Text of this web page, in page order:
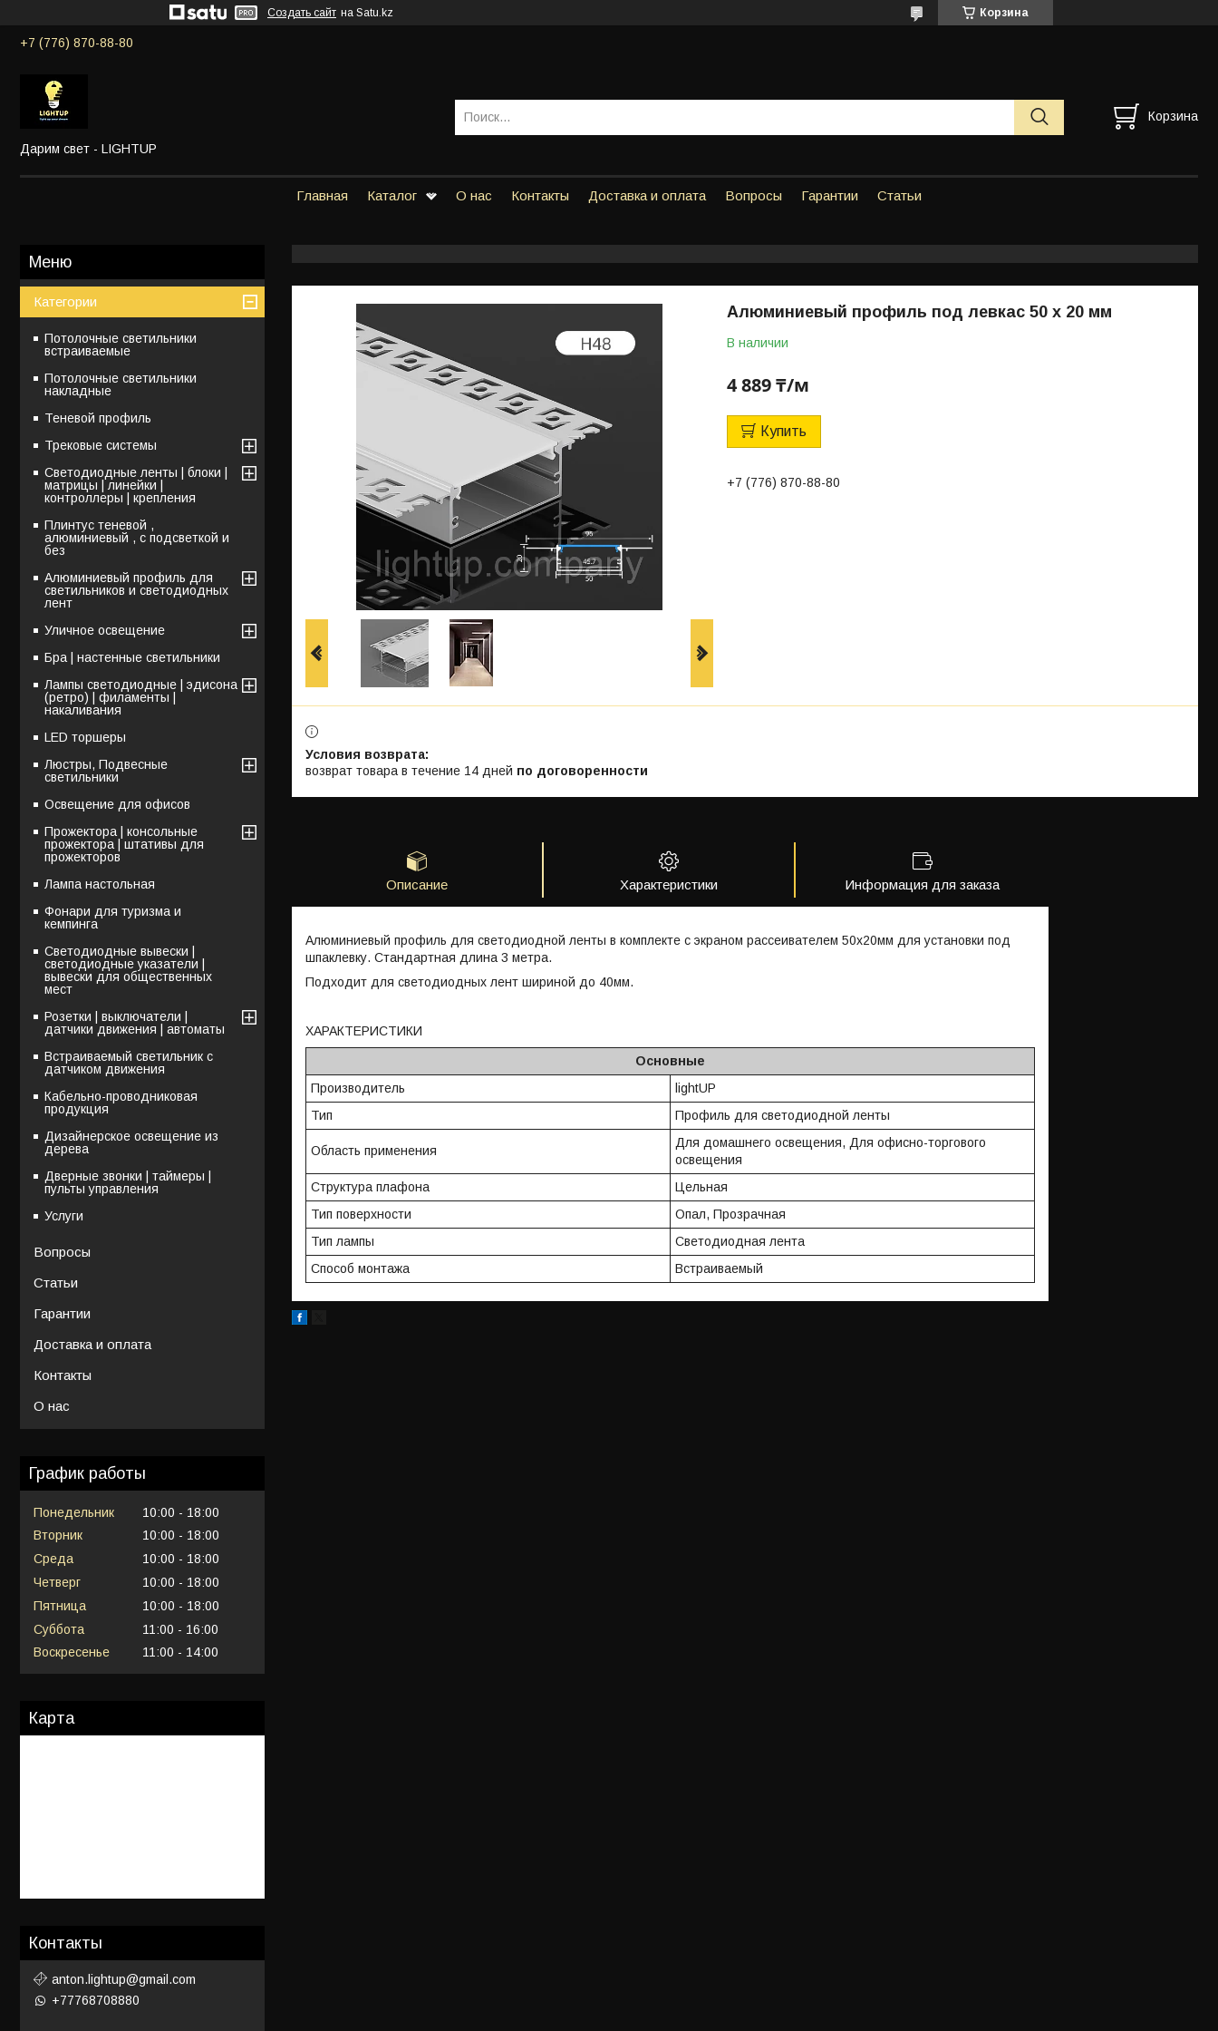
Создать сайт на Satu.kz Корзина
+7 (776) 870-88-80
Дарим свет - LIGHTUP
Корзина
Главная Каталог О нас Контакты Доставка и оплата Вопросы Гарантии Статьи
Алюминиевый профиль под левкас 50 х 20 мм
В наличии
4 889 ₸/м
Купить
+7 (776) 870-88-80
возврат товара в течение 14 дней по договоренности
Описание Характеристики Информация для заказа
Алюминиевый профиль для светодиодной ленты в комплекте с экраном рассеивателем 50x20мм для установки под
шпаклевку. Стандартная длина 3 метра.
Подходит для светодиодных лент шириной до 40мм.
ХАРАКТЕРИСТИКИ
Основные
Производитель
lightUP
Тип
Профиль для светодиодной ленты
Область применения
Для домашнего освещения, Для офисно-торгового
освещения
Структура плафона
Цельная
Тип поверхности
Опал, Прозрачная
Тип лампы
Светодиодная лента
Способ монтажа
Встраиваемый
Категории
Потолочные светильники
встраиваемые
Потолочные светильники
накладные
Теневой профиль
Трековые системы
Светодиодные ленты | блоки |
матрицы | линейки |
контроллеры | крепления
Плинтус теневой ,
алюминиевый , с подсветкой и
без
Алюминиевый профиль для
светильников и светодиодных
лент
Уличное освещение
Бра | настенные светильники
Лампы светодиодные | эдисона
(ретро) | филаменты |
накаливания
LED торшеры
Люстры, Подвесные
светильники
Освещение для офисов
Прожектора | консольные
прожектора | штативы для
прожекторов
Лампа настольная
Фонари для туризма и
кемпинга
Светодиодные вывески |
светодиодные указатели |
вывески для общественных
мест
Розетки | выключатели |
датчики движения | автоматы
Встраиваемый светильник с
датчиком движения
Кабельно-проводниковая
продукция
Дизайнерское освещение из
дерева
Дверные звонки | таймеры |
пульты управления
Услуги
Вопросы
Статьи
Гарантии
Доставка и оплата
Контакты
О нас
График работы
Понедельник 10:00
18:00
Вторник
10:00
18:00
Среда
10:00
18:00
Четверг
10:00
18:00
Пятница
10:00
18:00
Суббота
11:00
16:00
Воскресенье
11:00 14:00
Карта
Контакты
anton.lightup@gmail.com
+77768708880